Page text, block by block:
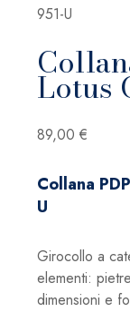
951-U
Lotus
89,00 €
Collana
U
Girocollo a
elementi:
dimensioni e